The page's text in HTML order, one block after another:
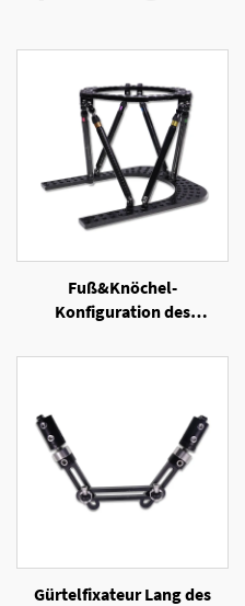
Fuß&Knöchel-
Konfiguration des
Fixators
Gürtelfixateur Lang des